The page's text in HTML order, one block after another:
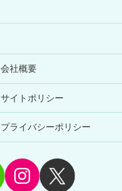
会社概要
サイトポリシー
プライバシーポリシー